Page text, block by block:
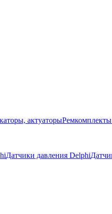
актуаторы
Датчики давления Delphi